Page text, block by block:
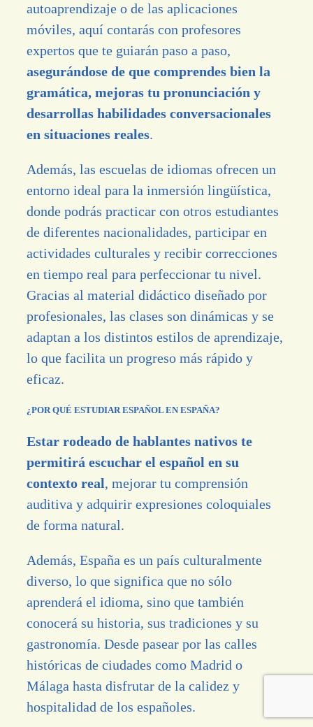
autoaprendizaje o de las aplicaciones
móviles, aquí contarás con profesores
expertos que te guiarán paso a paso,
asegurándose de que comprendes bien la
gramática, mejoras tu pronunciación y
desarrollas habilidades conversacionales
en situaciones reales.
Además, las escuelas de idiomas ofrecen un
entorno ideal para la inmersión lingüística,
donde podrás practicar con otros estudiantes
de diferentes nacionalidades, participar en
actividades culturales y recibir correcciones
en tiempo real para perfeccionar tu nivel.
Gracias al material didáctico diseñado por
profesionales, las clases son dinámicas y se
adaptan a los distintos estilos de aprendizaje,
lo que facilita un progreso más rápido y
eficaz.
¿POR QUÉ ESTUDIAR ESPAÑOL EN ESPAÑA?
Estar rodeado de hablantes nativos te
permitirá escuchar el español en su
contexto real, mejorar tu comprensión
auditiva y adquirir expresiones coloquiales
de forma natural.
Además, España es un país culturalmente
diverso, lo que significa que no sólo
aprenderá el idioma, sino que también
conocerá su historia, sus tradiciones y su
gastronomía. Desde pasear por las calles
históricas de ciudades como Madrid o
Málaga hasta disfrutar de la calidez y
hospitalidad de los españoles.